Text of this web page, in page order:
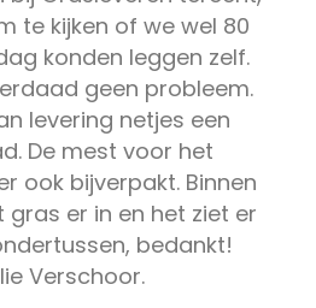
te kijken of we wel 80
konden leggen zelf.
geen probleem.
levering netjes een
De mest voor het
ook bijverpakt. Binnen
er in en het ziet er
bedankt!
Verschoor.